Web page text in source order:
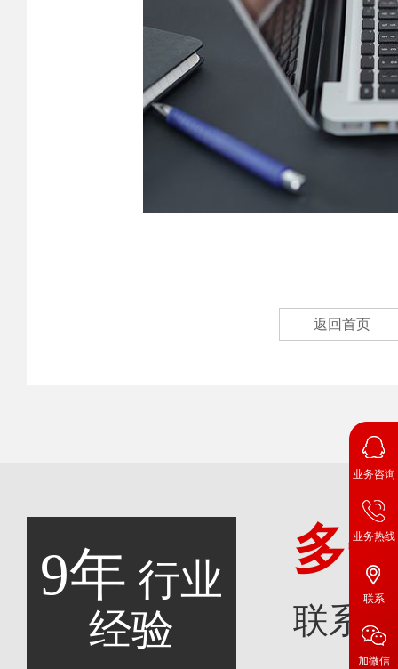
返回首页
9年 行业
经验
多
联系
业务咨询
业务热线
联系
加微信